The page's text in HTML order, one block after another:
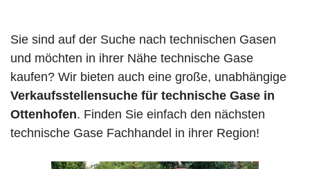
Sie sind auf der Suche nach technischen Gasen
und möchten in ihrer Nähe technische Gase
kaufen? Wir bieten auch eine große, unabhängige
Verkaufsstellensuche für technische Gase in
Ottenhofen. Finden Sie einfach den nächsten
technische Gase Fachhandel in ihrer Region!